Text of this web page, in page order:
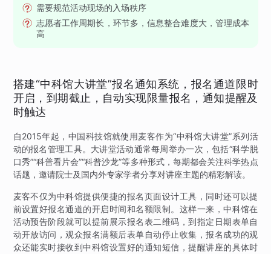
需要规范活动现场的入场秩序
志愿者工作周期长，环节多，信息整合难度大，管理成本
高
搭建“中科馆大讲堂”报名通知系统，报名通道限时
开启，到期截止，自动实现限量报名，通知提醒及
时触达
自2015年起，中国科技馆就使用麦客作为“中科馆大讲堂”系列活
动的报名管理工具。大讲堂活动通常每周举办一次，包括“科学脱
口秀”“科普看片会”“科普沙龙”等多种形式，每期都会关注科学热点
话题，邀请院士及国内外专家学者分享对讲座主题的精彩解读。
麦客不仅为中科馆提供便捷的报名页面设计工具，同时还可以提
前设置好报名通道的开启时间和名额限制。这样一来，中科馆在
活动预告阶段就可以提前展示报名表二维码，到指定日期表单自
动开放访问，观众报名满额后表单自动停止收集，报名成功的观
众还能实时接收到中科馆设置好的通知短信，提醒讲座的具体时